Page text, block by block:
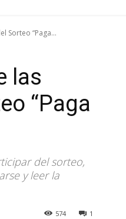
Sorteo “Paga...
las
“Paga
del sorteo,
y leer la
1
574